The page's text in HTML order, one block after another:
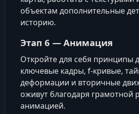
объектам дополнительные
историю.
Этап 6 — Анимация
Откройте для себя принципы
ключевые кадры, f-кривые,
деформации и вторичные
оживут благодаря грамотной
анимацией.